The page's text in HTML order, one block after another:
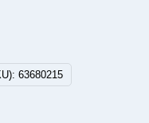
63680215